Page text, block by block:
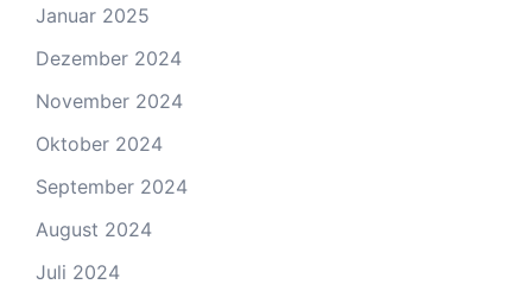
Januar 2025
Dezember 2024
November 2024
Oktober 2024
September 2024
August 2024
Juli 2024